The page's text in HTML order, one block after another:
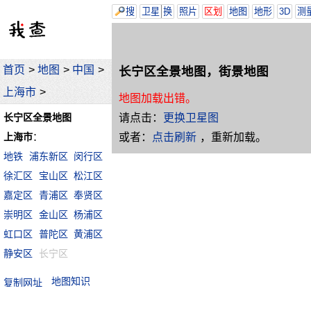
首页 > 地图 > 中国 >
上海市 >
长宁区全景地图
上海市：
地铁 浦东新区
闵行区
徐汇区
宝山区 松江区
嘉定区
青浦区 奉贤区
崇明区
金山区 杨浦区
虹口区
普陀区 黄浦区
静安区
长宁区
地图知识
搜 卫星 换 照片 区划 地图 地形 3D 测
长宁区全景地图，街景地图
地图加载出错。
请点击：
更换卫星图
或者：
点击刷新 ，重新加载。